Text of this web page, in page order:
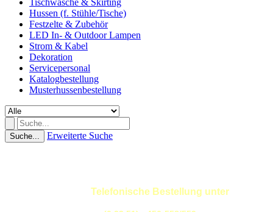
Tischwäsche & Skirting
Hussen (f. Stühle/Tische)
Festzelte & Zubehör
LED In- & Outdoor Lampen
Strom & Kabel
Dekoration
Servicepersonal
Katalogbestellung
Musterhussenbestellung
Suche... Erweiterte Suche
Telefonische Bestellung unter